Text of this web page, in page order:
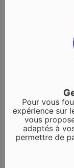
Pour vous
expérience sur
vous
adaptés à
permettre de